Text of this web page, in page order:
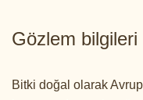
Gözlem bilgileri
Bitki doğal olarak